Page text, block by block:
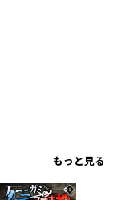
もっと見る